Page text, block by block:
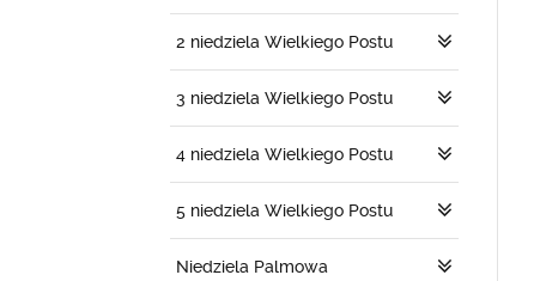
2 niedziela Wielkiego Postu
3 niedziela Wielkiego Postu
4 niedziela Wielkiego Postu
5 niedziela Wielkiego Postu
Niedziela Palmowa